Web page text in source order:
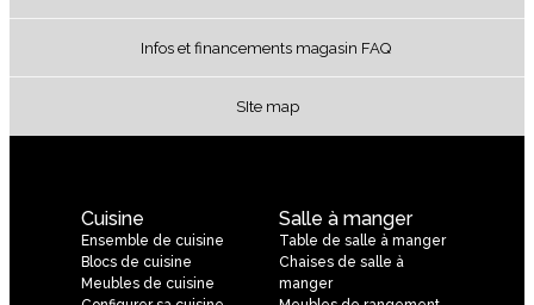
Infos et financements magasin FAQ
SIte map
Cuisine
Ensemble de cuisine
Blocs de cuisine
Meubles de cuisine
Salle à manger
Table de salle à manger
Chaises de salle à
manger